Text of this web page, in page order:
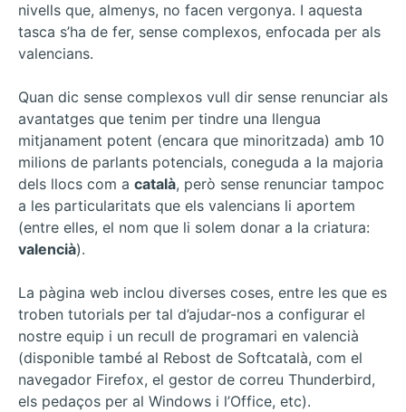
nivells que, almenys, no facen vergonya. I aquesta
tasca s’ha de fer, sense complexos, enfocada per als
valencians.
Quan dic sense complexos vull dir sense renunciar als
avantatges que tenim per tindre una llengua
mitjanament potent (encara que minoritzada) amb 10
milions de parlants potencials, coneguda a la majoria
dels llocs com a català, però sense renunciar tampoc
a les particularitats que els valencians li aportem
(entre elles, el nom que li solem donar a la criatura:
valencià).
La pàgina web inclou diverses coses, entre les que es
troben tutorials per tal d’ajudar-nos a configurar el
nostre equip i un recull de programari en valencià
(disponible també al Rebost de Softcatalà, com el
navegador Firefox, el gestor de correu Thunderbird,
els pedaços per al Windows i l’Office, etc).